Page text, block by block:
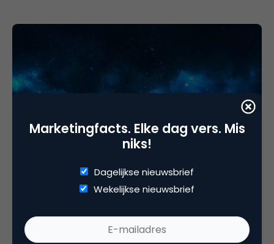
Bodaanpassingen in search: van wandelen naar
een helikoptervlucht
Van 2 tot en met 5 maart is er in San Jose (VS)
Marketingfacts. Elke dag vers. Mis
niks!
Dagelijkse nieuwsbrief
Wekelijkse nieuwsbrief